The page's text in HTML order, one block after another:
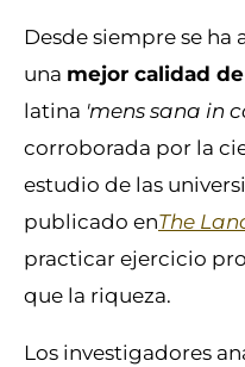
Desde siempre se ha
una mejor calidad
latina 'mens sana in
corroborada por la
estudio de las
publicado enThe
practicar ejercicio
que la riqueza.
Los investigadores